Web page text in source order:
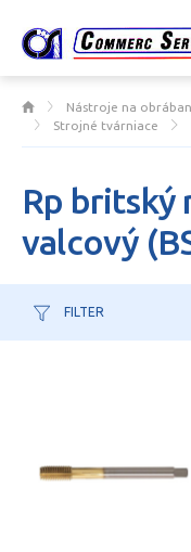
Nástroje na
Strojné tvárniace
Rp britský
valcový
FILTER